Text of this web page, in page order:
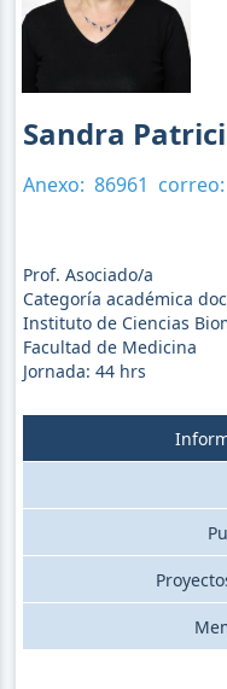
Sandra
Anexo: 86961 correo:
Prof. Asociado/a
Categoría académica
Instituto de Ciencias
Facultad de Medicina
Jornada: 44hrs